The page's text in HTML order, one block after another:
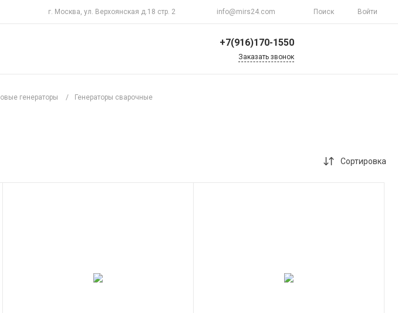
г. Москва, ул. Верхоянская д.18 стр. 2 info@mirs24.com Поиск Войти
+7(916)170-1550
Заказать звонок
генераторы / Генераторы сварочные
Сортировка